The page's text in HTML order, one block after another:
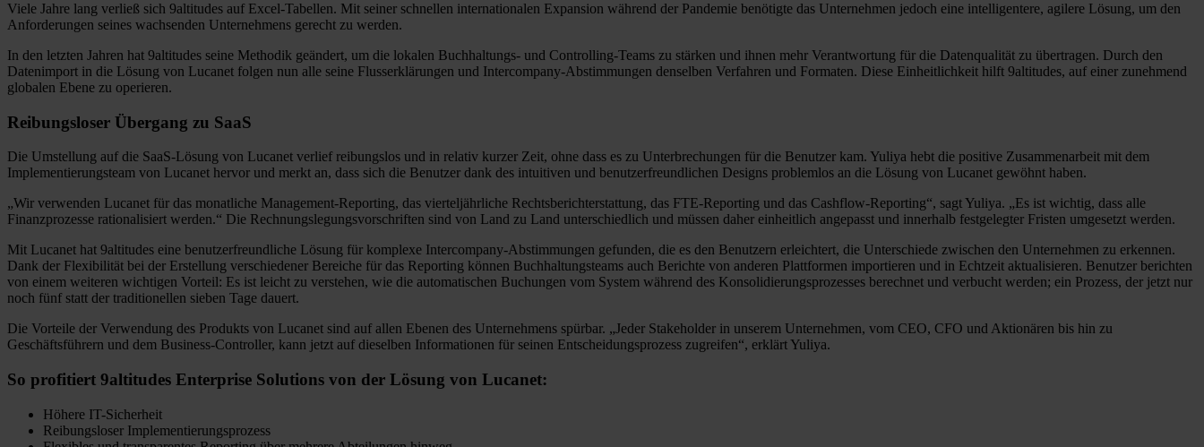
Viele Jahre lang verließ sich 9altitudes auf Excel-Tabellen. Mit seiner schnellen internationalen Expansion während der Pandemie benötigte das Unternehmen jedoch eine intelligentere, agilere Lösung, um den
Anforderungen seines wachsenden Unternehmens gerecht zu werden.
In den letzten Jahren hat 9altitudes seine Methodik geändert, um die lokalen Buchhaltungs- und Controlling-Teams zu stärken und ihnen mehr Verantwortung für die Datenqualität zu übertragen. Durch den
Datenimport in die Lösung von Lucanet folgen nun alle seine Flusserklärungen und Intercompany-Abstimmungen denselben Verfahren und Formaten. Diese Einheitlichkeit hilft 9altitudes, auf einer zunehmend
globalen Ebene zu operieren.
Reibungsloser Übergang zu SaaS
Die Umstellung auf die SaaS-Lösung von Lucanet verlief reibungslos und in relativ kurzer Zeit, ohne dass es zu Unterbrechungen für die Benutzer kam. Yuliya hebt die positive Zusammenarbeit mit dem
Implementierungsteam von Lucanet hervor und merkt an, dass sich die Benutzer dank des intuitiven und benutzerfreundlichen Designs problemlos an die Lösung von Lucanet gewöhnt haben.
„Wir verwenden Lucanet für das monatliche Management-Reporting, das vierteljährliche Rechtsberichterstattung, das FTE-Reporting und das Cashflow-Reporting“, sagt Yuliya. „Es ist wichtig, dass alle
Finanzprozesse rationalisiert werden.“ Die Rechnungslegungsvorschriften sind von Land zu Land unterschiedlich und müssen daher einheitlich angepasst und innerhalb festgelegter Fristen umgesetzt werden.
Mit Lucanet hat 9altitudes eine benutzerfreundliche Lösung für komplexe Intercompany-Abstimmungen gefunden, die es den Benutzern erleichtert, die Unterschiede zwischen den Unternehmen zu erkennen.
Dank der Flexibilität bei der Erstellung verschiedener Bereiche für das Reporting können Buchhaltungsteams auch Berichte von anderen Plattformen importieren und in Echtzeit aktualisieren. Benutzer berichten
von einem weiteren wichtigen Vorteil: Es ist leicht zu verstehen, wie die automatischen Buchungen vom System während des Konsolidierungsprozesses berechnet und verbucht werden; ein Prozess, der jetzt nur
noch fünf statt der traditionellen sieben Tage dauert.
Die Vorteile der Verwendung des Produkts von Lucanet sind auf allen Ebenen des Unternehmens spürbar. „Jeder Stakeholder in unserem Unternehmen, vom CEO, CFO und Aktionären bis hin zu
Geschäftsführern und dem Business-Controller, kann jetzt auf dieselben Informationen für seinen Entscheidungsprozess zugreifen“, erklärt Yuliya.
So profitiert 9altitudes Enterprise Solutions von der Lösung von Lucanet:
Höhere IT-Sicherheit
Reibungsloser Implementierungsprozess